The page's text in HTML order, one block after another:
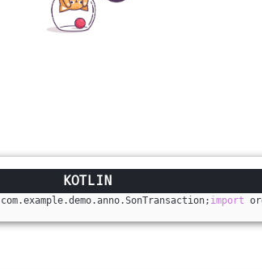
com.example.demo.anno.SonTransaction; import